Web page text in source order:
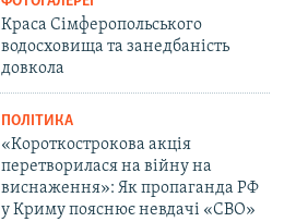
Краса Сімферопольського
водосховища та занедбаність
довкола
ПОЛІТИКА
«Короткострокова акція
перетворилася на війну на
виснаження»: Як пропаганда РФ
у Криму пояснює невдачі «СВО»